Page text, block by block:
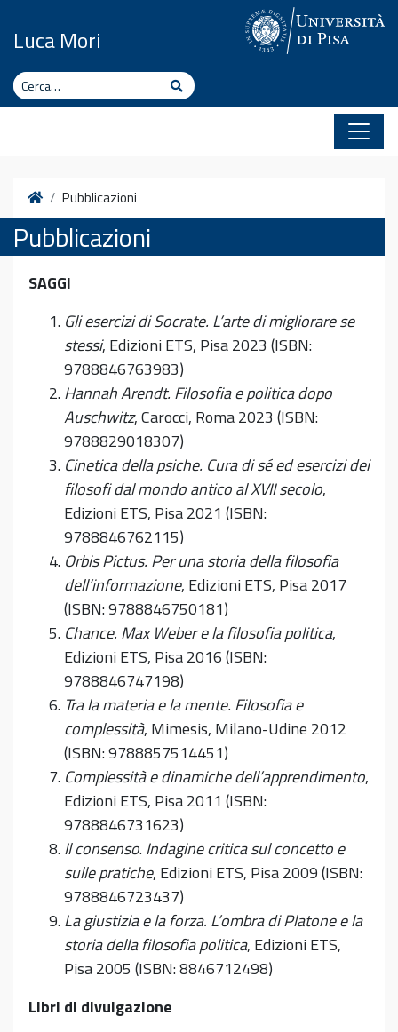
Luca Mori
Cerca Cerca
HomePubblicazioni
Pubblicazioni
SAGGI
Gli esercizi di Socrate. L’arte di migliorare se
stessi, Edizioni ETS, Pisa 2023 (ISBN:
9788846763983)
Hannah Arendt. Filosofia e politica dopo
Auschwitz, Carocci, Roma 2023 (ISBN:
9788829018307)
Cinetica della psiche. Cura di sé ed esercizi dei
filosofi dal mondo antico al XVII secolo,
Edizioni ETS, Pisa 2021 (ISBN:
9788846762115)
Orbis Pictus. Per una storia della filosofia
dell’informazione, Edizioni ETS, Pisa 2017
(ISBN: 9788846750181)
Chance. Max Weber e la filosofia politica,
Edizioni ETS, Pisa 2016 (ISBN:
9788846747198)
Tra la materia e la mente. Filosofia e
complessità, Mimesis, Milano-Udine 2012
(ISBN: 9788857514451)
Complessità e dinamiche dell’apprendimento,
Edizioni ETS, Pisa 2011 (ISBN:
9788846731623)
Il consenso.Indagine critica sul concetto e
sulle pratiche, Edizioni ETS, Pisa 2009 (ISBN:
9788846723437)
La giustizia e la forza. L’ombra di Platone e la
storia della filosofia politica, Edizioni ETS,
Pisa 2005 (ISBN: 8846712498)
Libri di divulgazione